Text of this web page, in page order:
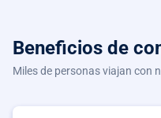
Beneficios de
Miles de personas viajan con